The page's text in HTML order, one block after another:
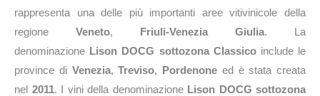
rappresenta una delle più importanti aree vitivinicole della
regione Veneto, Friuli-Venezia Giulia. La
denominazione Lison DOCG sottozona Classicoinclude le
province di Venezia,Treviso, Pordenone ed è stata creata
nel 2011. I vini della denominazione Lison DOCG sottozona